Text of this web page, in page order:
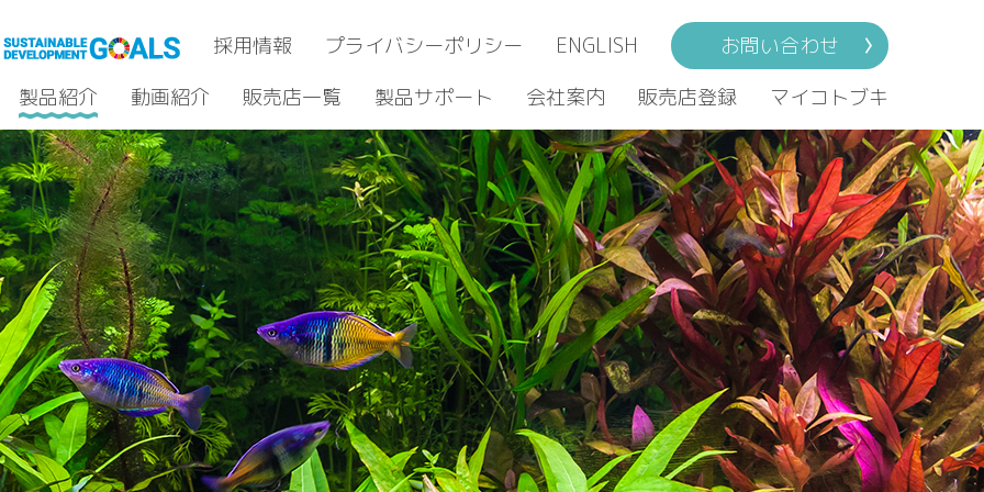
採用情報 プライバシーポリシー ENGLISH
お問い合わせ
製品紹介
動画紹介 販売店一覧 製品サポート 会社案内 販売店登録 マイコトブキ